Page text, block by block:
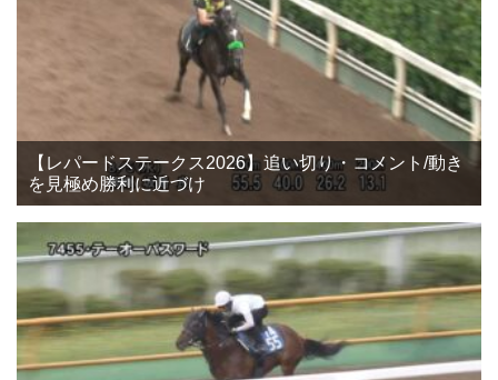
【レパードステークス2026】追い切り・コメント/動き
を見極め勝利に近づけ